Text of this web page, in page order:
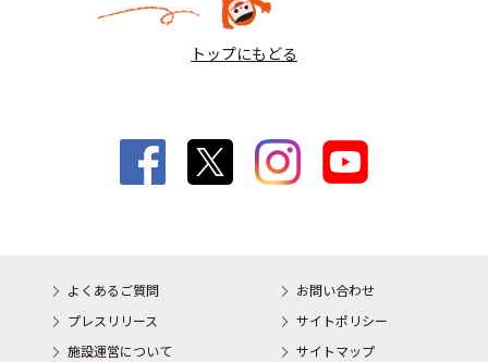
トップにもどる
よくあるご質問
お問い合わせ
プレスリリース
サイトポリシー
施設運営について
サイトマップ